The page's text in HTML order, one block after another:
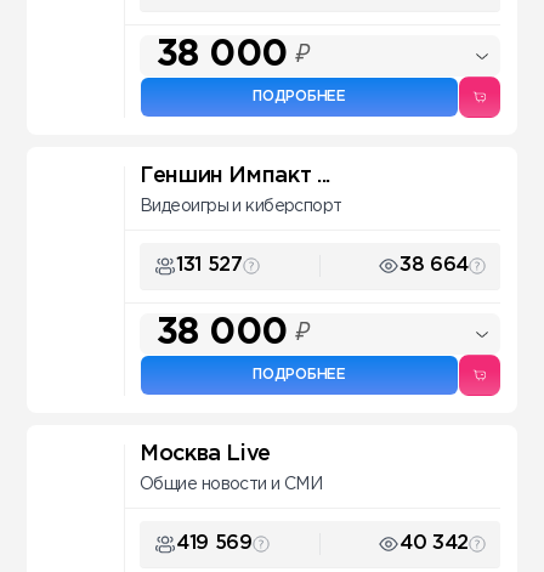
38 000 ₽
ПОДРОБНЕЕ
Геншин Импакт ...
Видеоигры и киберспорт
131 527 38 664
38 000 ₽
ПОДРОБНЕЕ
Москва Live
Общие новости и СМИ
419 569 40 342